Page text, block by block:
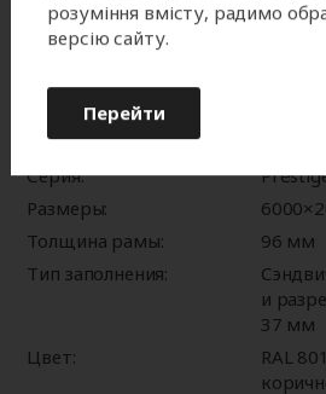
оттенку от изображения на мониторе.
Характеристики:
Серия:
Размеры:
Толщина рамы:
96 мм
Тип заполнения:
и
37 мм
Цвет:
RAL
розуміння вмісту, радимо
версію сайту.
Перейти